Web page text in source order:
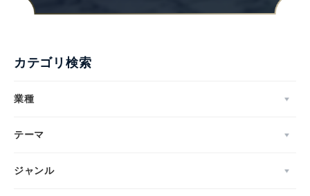
カテゴリ検索
業種
テーマ
ジャンル